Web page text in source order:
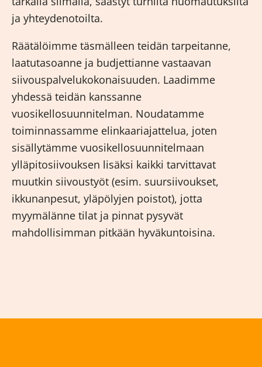
ja yhteydenotoilta.
Räätälöimme täsmälleen teidän tarpeitanne,
laatutasoanne ja budjettianne vastaavan
siivouspalvelukokonaisuuden. Laadimme
yhdessä teidän kanssanne
vuosikellosuunnitelman. Noudatamme
toiminnassamme elinkaariajattelua, joten
sisällytämme vuosikellosuunnitelmaan
ylläpitosiivouksen lisäksi kaikki tarvittavat
muutkin siivoustyöt (esim. suursiivoukset,
ikkunanpesut, yläpölyjen poistot), jotta
myymälänne tilat ja pinnat pysyvät
mahdollisimman pitkään hyväkuntoisina.